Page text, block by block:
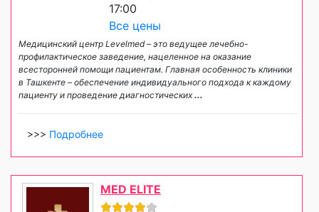
17:00
Все цены
Медицинский центр Levelmed – это ведущее лечебно-
профилактическое заведение, нацеленное на оказание
всесторонней помощи пациентам. Главная особенность клиники
в Ташкенте – обеспечение индивидуального подхода к каждому
пациенту и проведение диагностических...
>>> Подробнее
MED ELITE